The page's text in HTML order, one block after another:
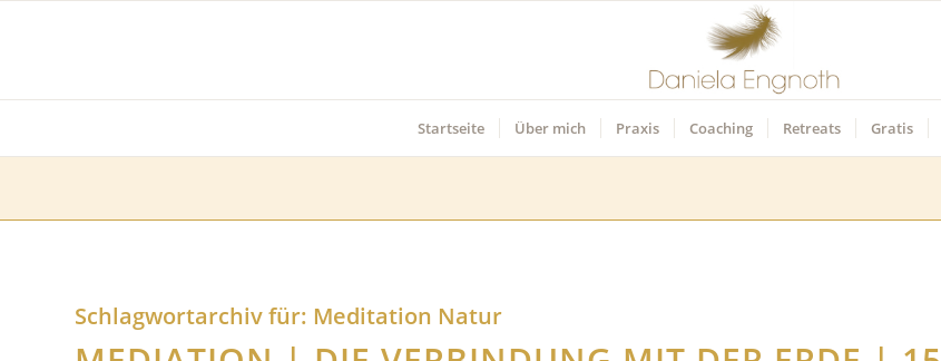
Startseite Über mich Praxis Coaching Retreats Gratis
Schlagwortarchiv für: Meditation Natur